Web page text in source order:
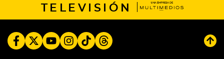
TELEVISIÓN
FacebookTwitterYoutubeInstagram
TikTokThreads